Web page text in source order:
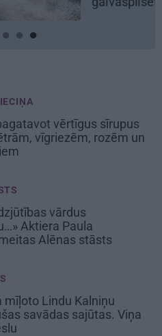
vērtīgus sīrupus
vīgriezēm, rozēm un
vārdus
Aktiera Paula
Alēnas stāsts
mīļoto Lindu Kalniņu
savādas sajūtas. Viņa